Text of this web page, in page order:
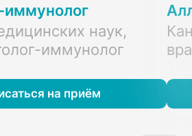
иммунолог
наук,
иммунолог
на приём